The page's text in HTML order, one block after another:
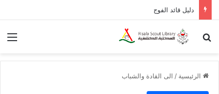
دليل قائد الفوج
بحث عن
الرئيسية / الى القادة والشباب